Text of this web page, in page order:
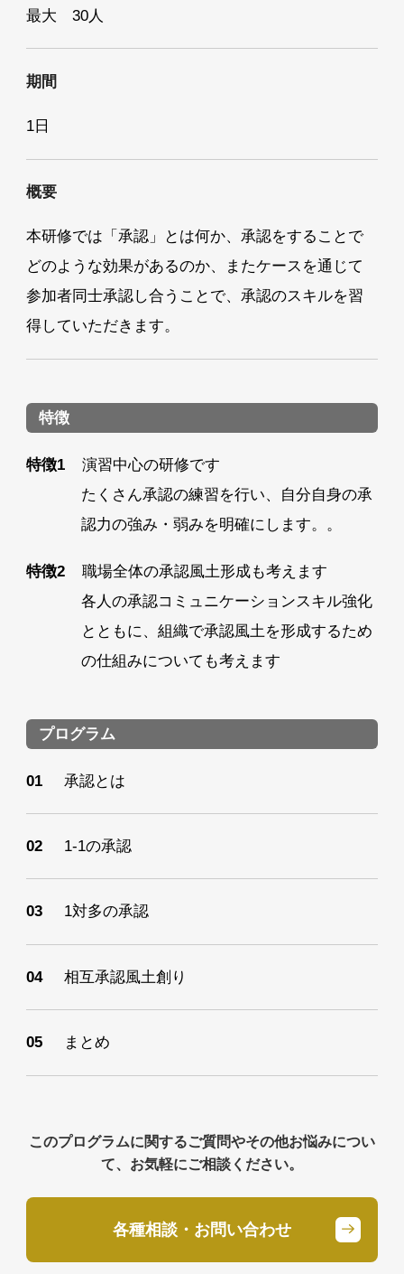
最大 30人
期間
1日
概要
本研修では「承認」とは何か、承認をすることで
どのような効果があるのか、またケースを通じて
参加者同士承認し合うことで、承認のスキルを習
得していただきます。
特徴
演習中心の研修です
たくさん承認の練習を行い、自分自身の承
認力の強み・弱みを明確にします。。
職場全体の承認風土形成も考えます
各人の承認コミュニケーションスキル強化
とともに、組織で承認風土を形成するため
の仕組みについても考えます
プログラム
承認とは
1-1の承認
1対多の承認
相互承認風土創り
まとめ
このプログラムに関するご質問やその他お悩みについ
て、お気軽にご相談ください。
各種相談・お問い合わせ